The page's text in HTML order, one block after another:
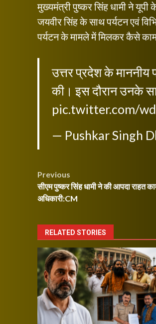
मुख्यमंत्री पुष्कर सिंह धामी ने
जयवीर सिंह के साथ पर्यटन एवं
पर्यटन के मामले में मिलकर कैसे
उत्तर प्रदेश के माननीय
की। इस दौरान उनके
pic.twitter.com/
— Pushkar Singh
Post
navigation
Previous
सीएम पुष्कर सिंह धामी ने की आपदा राहत
अधिकारी:CM
RELATED STORIES